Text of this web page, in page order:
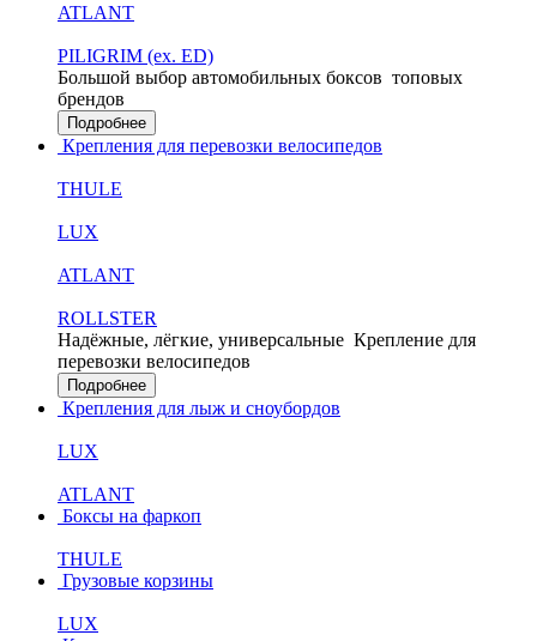
ATLANT
PILIGRIM (ex. ED)
Большой выбор автомобильных боксов топовых
брендов
Подробнее
Крепления для перевозки велосипедов
THULE
LUX
ATLANT
ROLLSTER
Надёжные, лёгкие, универсальные Крепление для
перевозки велосипедов
Подробнее
Крепления для лыж и сноубордов
LUX
ATLANT
Боксы на фаркоп
THULE
Грузовые корзины
LUX